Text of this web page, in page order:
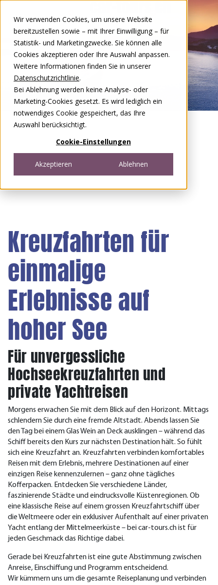
Wir verwenden Cookies, um unsere Website
bereitzustellen sowie – mit Ihrer Einwilligung – für
Statistik- und Marketingzwecke. Sie können alle
Cookies akzeptieren oder Ihre Auswahl anpassen.
Weitere Informationen finden Sie in unserer
Datenschutzrichtlinie.
Bei Ablehnung werden keine Analyse- oder
Marketing-Cookies gesetzt. Es wird lediglich ein
notwendiges Cookie gespeichert, das Ihre
Auswahl berücksichtigt.
Cookie-Einstellungen
Akzeptieren Ablehnen
DEFR
Open menu
Kreuzfahrten für
einmalige
Erlebnisse auf
hoher See
Für unvergessliche
Hochseekreuzfahrten und
private Yachtreisen
Morgens erwachen Sie mit dem Blick auf den Horizont. Mittags
schlendern Sie durch eine fremde Altstadt. Abends lassen Sie
den Tag bei einem Glas Wein an Deck ausklingen – während das
Schiff bereits den Kurs zur nächsten Destination hält. So fühlt
sich eine Kreuzfahrt an. Kreuzfahrten verbinden komfortables
Reisen mit dem Erlebnis, mehrere Destinationen auf einer
einzigen Reise kennenzulernen – ganz ohne tägliches
Kofferpacken. Entdecken Sie verschiedene Länder,
faszinierende Städte und eindrucksvolle Küstenregionen. Ob
eine klassische Reise auf einem grossen Kreuzfahrtschiff über
die Weltmeere oder ein exklusiver Aufenthalt auf einer privaten
Yacht entlang der Mittelmeerküste – bei car-tours.ch ist für
jeden Geschmack das Richtige dabei.
Gerade bei Kreuzfahrten ist eine gute Abstimmung zwischen
Anreise, Einschiffung und Programm entscheidend.
Wir kümmern uns um die gesamte Reiseplanung und verbinden